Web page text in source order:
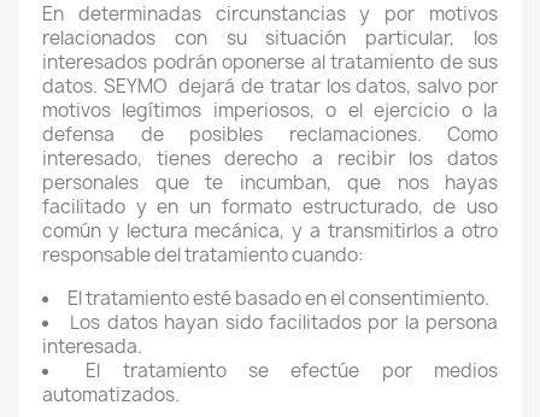
En determinadas circunstancias y por motivos
relacionados con su situación particular, los
interesados podrán oponerse al tratamiento de sus
datos. SEYMO dejará de tratar los datos, salvo por
motivos legítimos imperiosos, o el ejercicio o la
defensa de posibles reclamaciones. Como
interesado, tienes derecho a recibir los datos
personales que te incumban, que nos hayas
facilitado y en un formato estructurado, de uso
común y lectura mecánica, y a transmitirlos a otro
responsable del tratamiento cuando:
El tratamiento esté basado en el consentimiento.
Los datos hayan sido facilitados por la persona
interesada.
El tratamiento se efectúe por medios
automatizados.